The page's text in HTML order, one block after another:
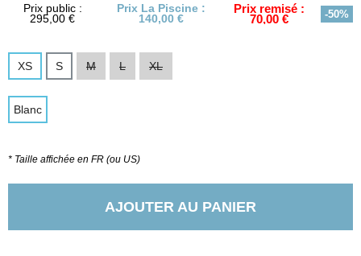
Prix public :
295,00 €
Prix La Piscine :
140,00 €
Prix remisé :
70,00 € -50%
XS S M L XL
Blanc
* Taille affichée en FR (ou US)
AJOUTER AU PANIER